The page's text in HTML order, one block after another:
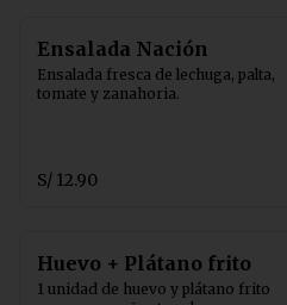
Ensalada Nación
Ensalada fresca de lechuga, palta,
tomate y zanahoria.
S/ 12.90
Huevo + Plátano frito
1 unidad de huevo y plátano frito